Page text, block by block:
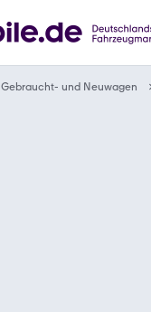
Gebraucht- und Neuwagen